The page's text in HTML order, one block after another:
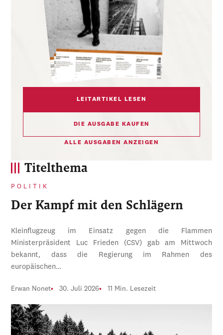
Titelthema
POLITIK
Der Kampf mit den Schlägern
Kleinflugzeug im Einsatz gegen die Flammen
Ministerpräsident Luc Frieden (CSV) gab am Mittwoch
bekannt, dass die Regierung im Rahmen des
europäischen…
Erwan Nonet 30. Juli 2026 11 Min. Lesezeit
LEITARTIKEL LESEN
DIE AUSGABE KAUFEN
ALLE AUSGABEN ANZEIGEN